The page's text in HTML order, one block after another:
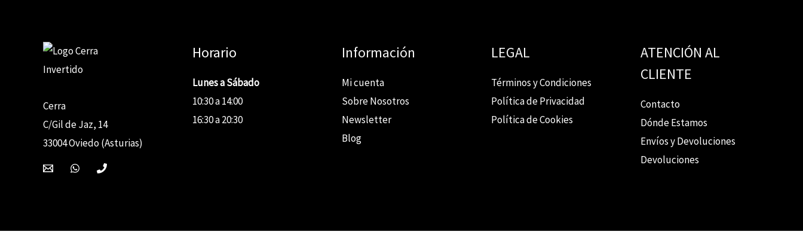
Cerra
C/Gil de Jaz, 14
33004 Oviedo (Asturias)
Horario
Lunes a Sábado
10:30 a 14:00
16:30 a 20:30
Información
Mi cuenta
Sobre Nosotros
Newsletter
Blog
LEGAL
Términos y Condiciones
Política de Privacidad
Política de Cookies
ATENCIÓN AL
CLIENTE
Contacto
Dónde Estamos
Envíos y Devoluciones
Devoluciones